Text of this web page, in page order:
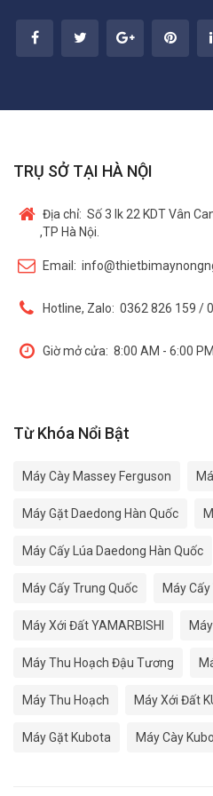
TRỤ SỞ TẠI HÀ NỘI
Địa chỉ: Số 3 lk 22 KDT Vân
,TP Hà Nội.
Email:
Hotline, Zalo: 0362 826 159 /
Giờ mở cửa: 8:00 AM - 6:00 PM
Từ Khóa Nổi Bật
Máy Cày Massey Ferguson
Máy Gặt Daedong Hàn Quốc
Máy Cấy Lúa Daedong Hàn Quốc
Máy Cấy Trung Quốc Máy
Máy Xới Đất YAMARBISHI
Máy Thu Hoạch Đậu Tương
Máy Thu Hoạch Máy Xới Đất
Máy Gặt Kubota Máy Cày